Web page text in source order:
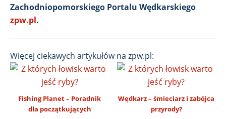
Zachodniopomorskiego Portalu Wędkarskiego
zpw.pl.
Więcej ciekawych artykułów na zpw.pl:
Fishing Planet – Poradnik
dla początkujących
Wędkarz – śmieciarz i zabójca
przyrody?